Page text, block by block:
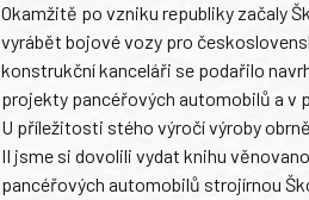
Okamžitě po vzniku republiky začaly
vyrábět bojové vozy pro
konstrukční kanceláři se podařilo
projekty pancéřových automobilů a v
U příležitosti stého výročí výroby
II jsme si dovolili vydat knihu
pancéřových automobilů strojírnou